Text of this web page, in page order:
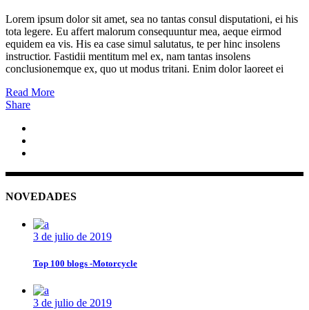
Lorem ipsum dolor sit amet, sea no tantas consul disputationi, ei his
tota legere. Eu affert malorum consequuntur mea, aeque eirmod
equidem ea vis. His ea case simul salutatus, te per hinc insolens
instructior. Fastidii mentitum mel ex, nam tantas insolens
conclusionemque ex, quo ut modus tritani. Enim dolor laoreet ei
Read More
Share
NOVEDADES
3 de julio de 2019
Top 100 blogs -Motorcycle
3 de julio de 2019